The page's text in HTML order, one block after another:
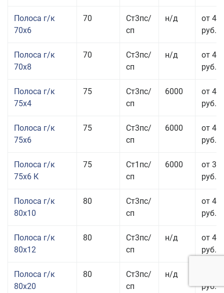
Полоса г/к
70x6
70
Ст3пс/
сп
н/д
от 43
руб.
Полоса г/к
70x8
70
Ст3пс/
сп
н/д
от 43
руб.
Полоса г/к
75x4
75
Ст3пс/
сп
6000
от 42
руб.
Полоса г/к
75x6
75
Ст3пс/
сп
6000
от 42
руб.
Полоса г/к
75x6 К
75
Ст1пс/
сп
6000
от 35
руб.
Полоса г/к
80x10
80
Ст3пс/
сп
от 43
руб.
Полоса г/к
80x12
80
Ст3пс/
сп
н/д
от 45
руб.
Полоса г/к
80x20
80
Ст3пс/
сп
н/д
руб.